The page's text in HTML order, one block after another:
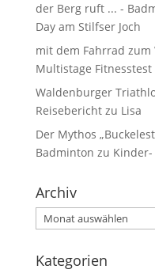
der Berg ruft ... -
Day am Stilfser Joch
mit dem Fahrrad
Multistage Fitnesstest
Waldenburger
Reisebericht zu Lisa
Der Mythos
Badminton zu
Archiv
Kategorien